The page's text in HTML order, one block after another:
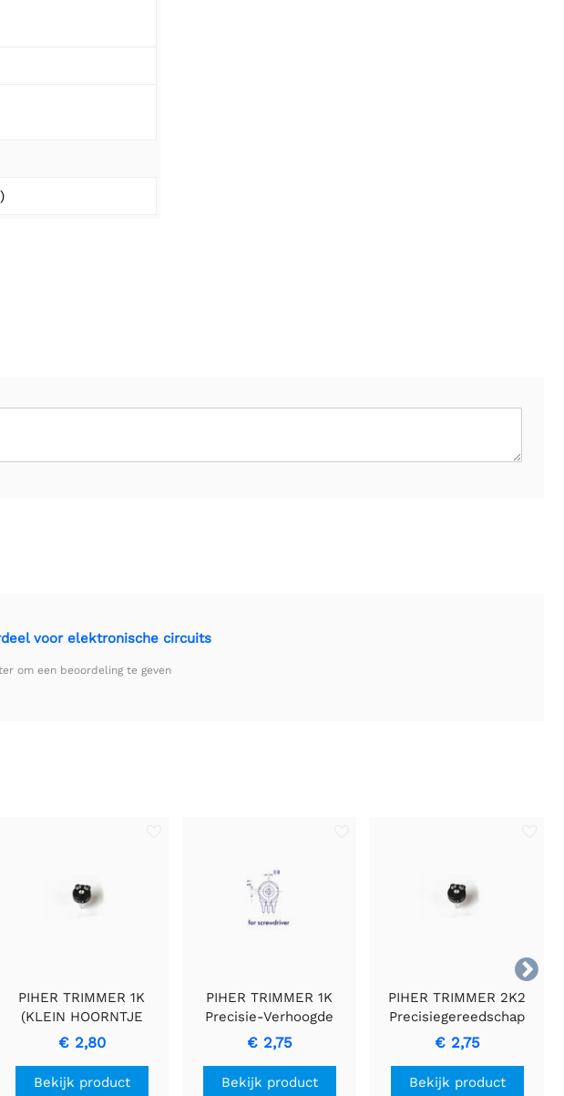
voor elektronische circuits
om een beoordeling te geven

PIHER TRIMMER 1K
(KLEIN HOORNTJE
VOOR SPINDEL),
Precieze
€ 2,80
Bekijk product
PIHER TRIMMER 1K
Precisie-Verhoogde
Potentiometer
€ 2,75
Bekijk product
PIHER TRIMMER 2K2
Precisiegereedschap
voor het Fijnregelen van
Elektrische Circuits
€ 2,75
Bekijk product